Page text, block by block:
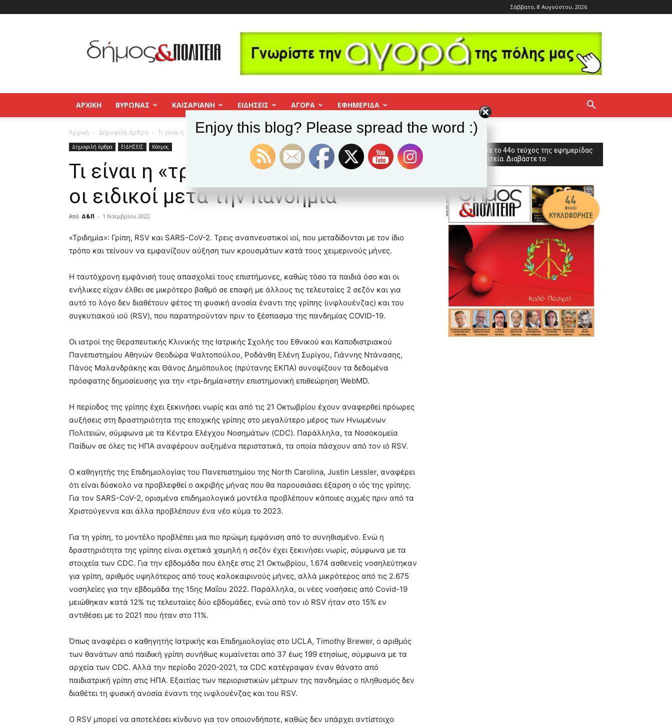
Σάββατο, 8 Αυγούστου, 2026
και
Πολιτεία
Βύρωνας
–
Παγκράτι
ΑΡΧΙΚΉ ΒΥΡΩΝΑΣ ΚΑΙΣΑΡΙΑΝΗ ΕΙΔΗΣΕΙΣ ΑΓΟΡΑ ΕΦΗΜΕΡΊΔΑ
Αρχική Δημοφιλή άρθρα Τι είναι η «τριδημία» που φοβούνται οι ειδικοί μετά την πανδημία
Δημοφιλή άρθρα ΕΙΔΗΣΕΙΣ Κόσμος
Τι είναι η «τριδημία» που φοβούνται
οι ειδικοί μετά την πανδημία
Από Δ&Π - 1 Νοεμβρίου 2022
blonde
lesbians
very
cam
show.desi
brandi
lyons
you
meaning
of
pain.
hd
«Τριδημία»: Γρίπη, RSV και SARS-CoV-2. Τρεις αναπνευστικοί ιοί, που μεταδίδονται με τον ίδιο
τρόπο και τείνουν να εμφανίζουν αύξηση των κρουσμάτων κατά τους χειμερινούς μήνες.
Η ταυτόχρονη εμφάνισή τους απασχολεί τους επιστήμονες, καθώς τόσο τα παιδιά όσο και οι
ενήλικες είχαν έλθει σε μικρότερο βαθμό σε επαφή με άλλους τις τελευταίες 2 σεζόν και για
αυτό το λόγο δεν διαθέτουν φέτος τη φυσική ανοσία έναντι της γρίπης (ινφλουένζας) και του
συγκυτιακού ιού (RSV), που παρατηρούνταν πριν το ξέσπασμα της πανδημίας COVID-19.
Οι ιατροί της Θεραπευτικής Κλινικής της Ιατρικής Σχολής του Εθνικού και Καποδιστριακού
Πανεπιστημίου Αθηνών Θεοδώρα Ψαλτοπούλου, Ροδάνθη Ελένη Συρίγου, Γιάννης Ντάνασης,
Πάνος Μαλανδράκης και Θάνος Δημόπουλος (πρύτανης ΕΚΠΑ) συνοψίζουν τα δεδομένα
πρόσφατης δημοσίευσης για την «τρι-δημία»στην επιστημονική επιθεώρηση WebMD.
Η περίοδος της γρίπης έχει ξεκινήσει νωρίς και από τις 21 Οκτωβρίου έχουν αναφερθεί πρόωρες
αυξήσεις στη δραστηριότητα της εποχικής γρίπης στο μεγαλύτερο μέρος των Ηνωμένων
Πολιτειών, σύμφωνα με τα Κέντρα Ελέγχου Νοσημάτων (CDC). Παράλληλα, τα Νοσοκομεία
Παίδων σε όλες τις ΗΠΑ αναφέρουν αυξημένα περιστατικά, τα οποία πάσχουν από τον ιό RSV.
Ο καθηγητής της Επιδημιολογίας του Πανεπιστημίου της North Carolina, Justin Lessler, αναφέρει
ότι είναι δύσκολο να προβλεφθεί ο ακριβής μήνας που θα παρουσιάσει έξαρση ο ιός της γρίπης.
Για τον SARS-CoV-2, ορισμένα επιδημιολογικά μοντέλα προβλέπουν κάποιες αιχμές πριν από τα
Χριστούγεννα και άλλα προβλέπουν ένα νέο κύμα το 2023.
Για τη γρίπη, το μοντέλο προβλέπει μια πιο πρώιμη εμφάνιση από το συνηθισμένο. Ενώ η
δραστηριότητα της γρίπης είναι σχετικά χαμηλή η σεζόν έχει ξεκινήσει νωρίς, σύμφωνα με τα
στοιχεία των CDC. Για την εβδομάδα που έληξε στις 21 Οκτωβρίου, 1.674 ασθενείς νοσηλεύτηκαν
για γρίπη, αριθμός υψηλότερος από τους καλοκαιρινούς μήνες, αλλά μικρότερος από τις 2.675
νοσηλείες για την εβδομάδα της 15ης Μαΐου 2022. Παράλληλα, οι νέες νοσήσεις από Covid-19
μειώθηκαν κατά 12% τις τελευταίες δύο εβδομάδες, ενώ από τον ιό RSV ήταν στο 15% εν
αντιθέσει με το 2021 που ήταν στο 11%.
Όπως αναφέρει ο καθηγητής Ιατρικής και Επιδημιολογίας στο UCLA, Timothy Brewer, ο αριθμός
των θανάτων από παιδική γρίπη συνήθως κυμαίνεται από 37 έως 199 ετησίως, σύμφωνα με τα
αρχεία των CDC. Αλλά την περίοδο 2020-2021, τα CDC κατέγραψαν έναν θάνατο από
παιδιατρική γρίπη στις ΗΠΑ. Εξαιτίας των περιοριστικών μέτρων της πανδημίας ο πληθυσμός δεν
διαθέτει τη φυσική ανοσία έναντι της ινφλουένζας και του RSV.
Ο RSV μπορεί να αποτελέσει κίνδυνο για τον οποιονδήποτε, καθώς δεν υπάρχει αντίστοιχο
Κυκλοφόρησε το 44ο τεύχος της εφημερίδας
Δήμος & Πολιτεία. Διαβάστε το:
Enjoy this blog? Please spread the word :)